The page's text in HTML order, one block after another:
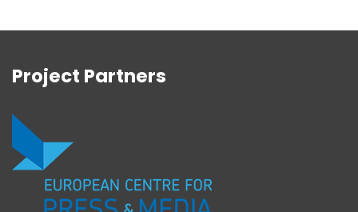
Project Partners